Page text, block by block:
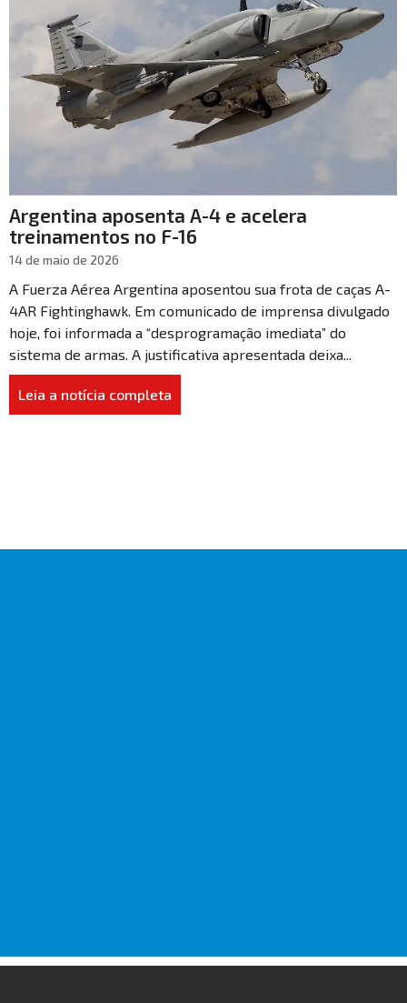
Argentina aposenta A-4 e acelera
treinamentos no F-16
14 de maio de 2026
A Fuerza Aérea Argentina aposentou sua frota de caças A-
4AR Fightinghawk. Em comunicado de imprensa divulgado
hoje, foi informada a “desprogramação imediata” do
sistema de armas. A justificativa apresentada deixa...
Leia a notícia completa